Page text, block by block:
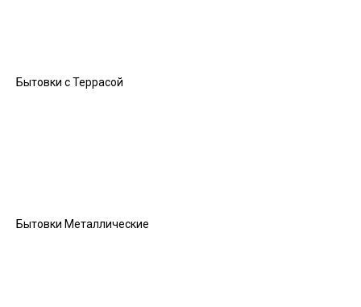
Бытовки с Террасой
Бытовки Металлические